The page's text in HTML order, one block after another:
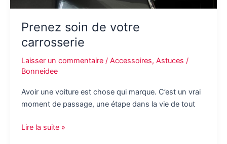
Prenez soin de votre
carrosserie
Laisser un commentaire / Accessoires, Astuces /
Bonneidee
Avoir une voiture est chose qui marque. C’est un vrai
moment de passage, une étape dans la vie de tout
Prenez
Lire la suite »